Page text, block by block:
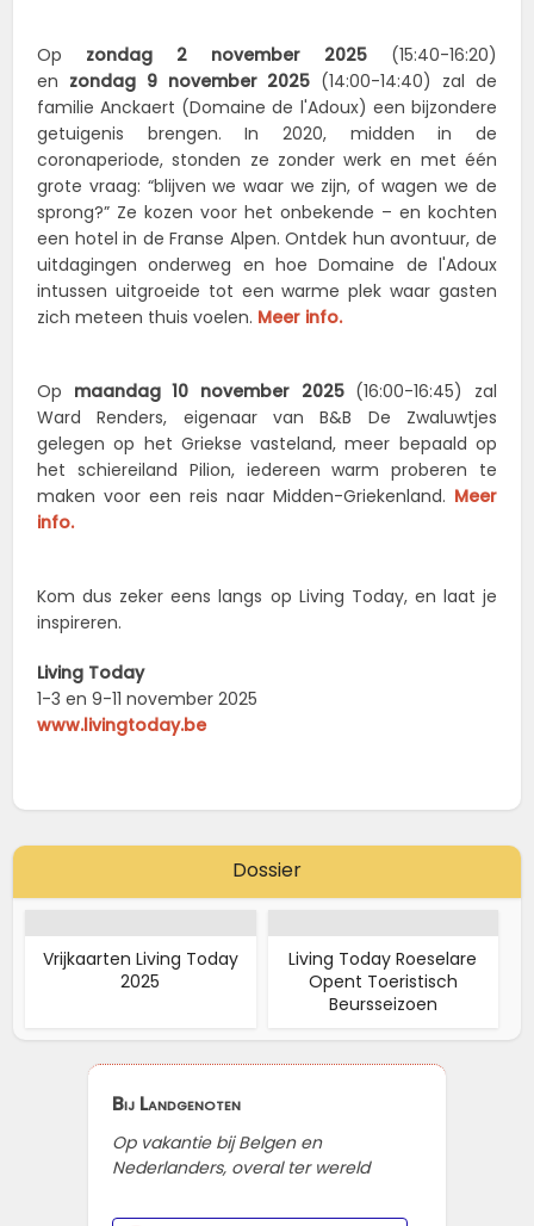
Op zondag 2 november 2025(15:40-16:20)
en zondag 9 november 2025 (14:00-14:40) zal de
familie Anckaert (Domaine de l'Adoux) een bijzondere
getuigenis brengen.In 2020, midden in de
coronaperiode, stonden ze zonder werk en met één
grote vraag: “blijven we waar we zijn, of wagen we de
sprong?” Ze kozen voor het onbekende – en kochten
een hotel in de Franse Alpen. Ontdek hun avontuur, de
uitdagingen onderweg en hoe Domaine de l'Adoux
intussen uitgroeide tot een warme plek waar gasten
zich meteen thuis voelen. Meer info.
Op maandag 10 november 2025(16:00-16:45) zal
Ward Renders, eigenaar van B&B De Zwaluwtjes
gelegen op het Griekse vasteland, meer bepaald op
het schiereiland Pilion, iedereen warm proberen te
maken voor een reis naar Midden-Griekenland. Meer
info.
Kom dus zeker eens langs op Living Today, en laat je
inspireren.
Living Today
1-3 en 9-11 november 2025
www.livingtoday.be
Dossier
Vrijkaarten Living Today
2025
Living Today Roeselare
Opent Toeristisch
Beursseizoen
Bij Landgenoten
Op vakantie bij Belgen en
Nederlanders, overal ter wereld